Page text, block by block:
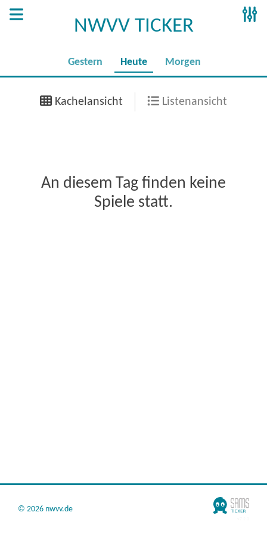
NWVV TICKER
Gestern Heute Morgen
Kachelansicht Listenansicht
An diesem Tag finden keine
Spiele statt.
© 2026 nwvv.de